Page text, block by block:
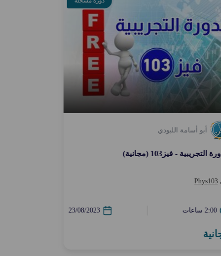
أبو أسامة اللبودي
التجريبية - فيز103 (مجانية)
Phys103
2:00 ساعات 23/08/2023